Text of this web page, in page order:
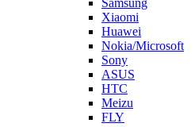
Huawei
Nokia/Microsoft
Sony
ASUS
HTC
Meizu
FLY
LG
Lenovo